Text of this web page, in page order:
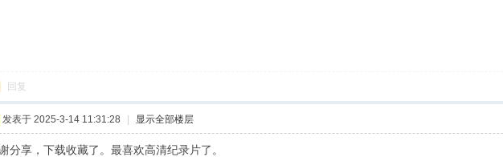
回复
发表于 2025-3-14 11:31:28 显示全部楼层
分享，下载收藏了。最喜欢高清纪录片了。